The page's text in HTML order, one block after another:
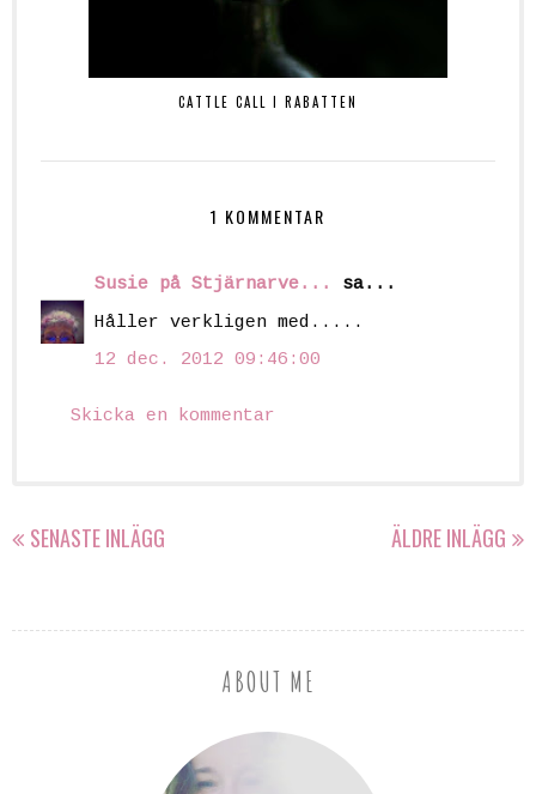
CATTLE CALL I RABATTEN
1 KOMMENTAR
Susie på Stjärnarve...
sa...
Håller verkligen med.....
12 dec. 2012 09:46:00
Skicka en kommentar
SENASTE INLÄGG ÄLDRE INLÄGG
ABOUT ME